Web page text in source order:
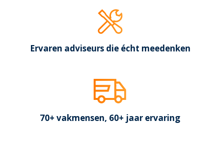
Ervaren adviseurs die écht meedenken
70+ vakmensen, 60+ jaar ervaring